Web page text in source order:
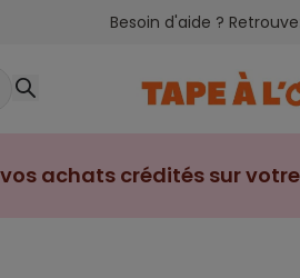
Besoin d'aide ?
achats crédités sur